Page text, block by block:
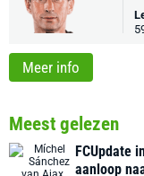
Meer info
Meest gelezen
FCUpdate
aanloop